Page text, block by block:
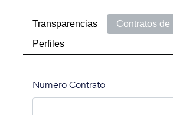
Transparencias
Perfiles
Numero Contrato